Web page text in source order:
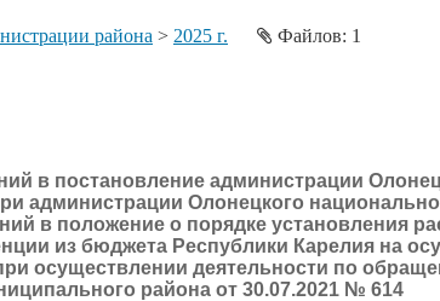
района > 2025 г.
Файлов: 1
в постановление администрации
администрации Олонецкого
в положение о порядке установления
из бюджета Республики Карелия на
осуществлении деятельности по
района от 30.07.2021 № 614